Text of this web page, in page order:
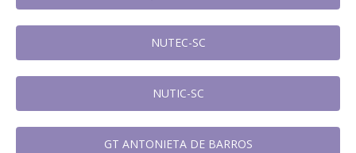
NUTEC-SC
NUTIC-SC
GT ANTONIETA DE BARROS